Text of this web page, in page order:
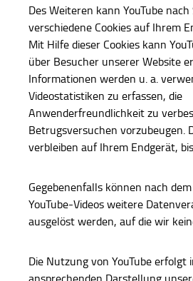
Des Weiteren kann YouTube
verschiedene Cookies auf Ihrem
Mit Hilfe dieser Cookies kann
über Besucher unserer Website
Informationen werden u. a.
Videostatistiken zu erfassen, die
Anwenderfreundlichkeit zu
Betrugsversuchen vorzubeugen.
verbleiben auf Ihrem Endgerät,
Gegebenenfalls können nach
YouTube-Videos weitere
ausgelöst werden, auf die wir
Die Nutzung von YouTube erfolgt